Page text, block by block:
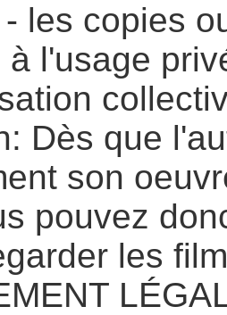
les copies
à l'usage
Dès que
son
pouvez
les